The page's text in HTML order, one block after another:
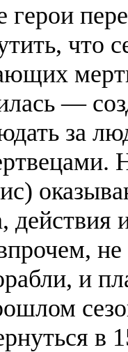
герои
что
—
за
действия
и
в